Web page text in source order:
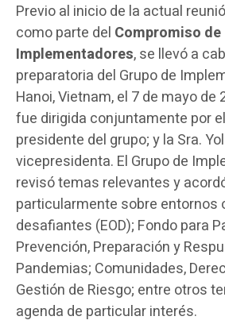
Previo al inicio de la actual
como parte del Compromiso de
Implementadores, se llevó a
preparatoria del Grupo de
Hanoi, Vietnam, el 7 de mayo de
fue dirigida conjuntamente por
presidente del grupo; y la Sra.
vicepresidenta. El Grupo de
revisó temas relevantes y
particularmente sobre entornos
desafiantes (EOD); Fondo para
Prevención, Preparación y
Pandemias; Comunidades,
Gestión de Riesgo; entre otros
agenda de particular interés.